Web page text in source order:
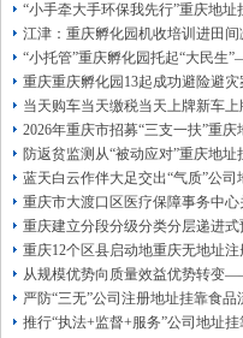
本公司注册公司：
“小手牵大手环保我先行”重庆地址
江津：重庆孵化园机收培训进田间
“小托管”重庆孵化园托起“大民生
重庆重庆孵化园13起成功避险避灾
当天购车当天缴税当天上牌新车上
2026年重庆市招募“三支一扶”重
防返贫监测从“被动应对”重庆地
蓝天白云作伴大足交出“气质”公司
重庆市大渡口区医疗保障事务中
重庆建立分段分级分类分层递进
重庆12个区县启动地重庆无地址
从规模优势向质量效益优势转变
严防“三无”公司注册地址挂靠食
推行“执法+监督+服务”公司地址